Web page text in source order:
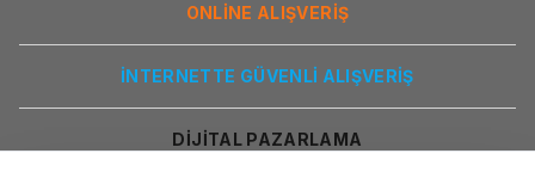
ONLİNE ALIŞVERİŞ
İNTERNETTE GÜVENLİ ALIŞVERİŞ
DİJİTAL PAZARLAMA